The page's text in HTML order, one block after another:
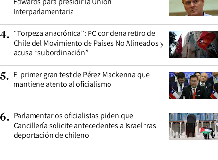
Interparlamentaria
4. “Torpeza anacrónica”: PC condena retiro de
Chile del Movimiento de Países No Alineados y
acusa “subordinación”
5. El primer gran test de Pérez Mackenna que
mantiene atento al oficialismo
6. Parlamentarios oficialistas piden que
Cancillería solicite antecedentes a Israel tras
deportación de chileno